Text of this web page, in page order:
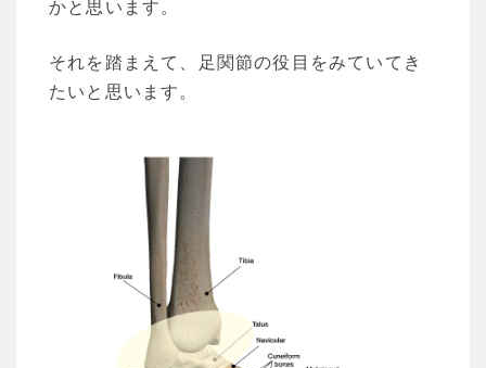
かと思います。
それを踏まえて、足関節の役目をみていてき
たいと思います。